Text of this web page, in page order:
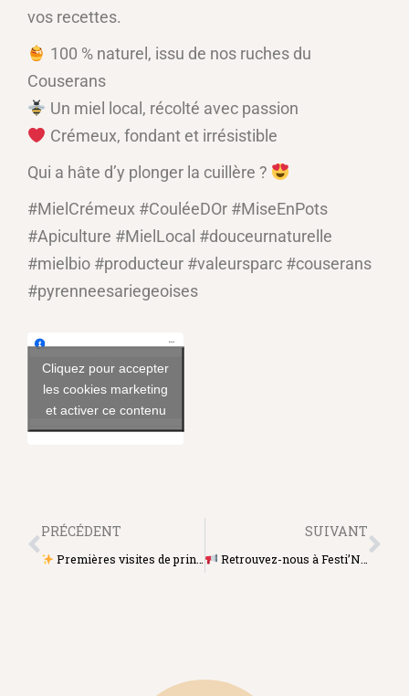
vos recettes.
100 % naturel, issu de nos ruches du
Couserans
Un miel local, récolté avec passion
Crémeux, fondant et irrésistible
Qui a hâte d’y plonger la cuillère ?
#MielCrémeux #CouléeDOr #MiseEnPots
#Apiculture #MielLocal #douceurnaturelle
#mielbio #producteur #valeursparc #couserans
#pyrenneesariegeoises
Voir sur Facebook
Cliquez pour accepter
les cookies marketing
et activer ce contenu
PRÉCÉDENT
Premières visites de printemps
SUIVANT
Retrouvez-nous à Festi’Nature Blagnac !